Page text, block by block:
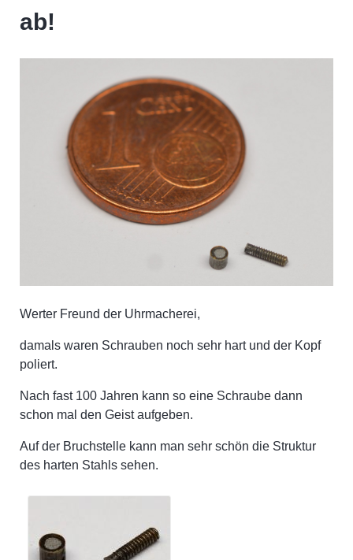
ab!
Werter Freund der Uhrmacherei,
damals waren Schrauben noch sehr hart und der Kopf
poliert.
Nach fast 100 Jahren kann so eine Schraube dann
schon mal den Geist aufgeben.
Auf der Bruchstelle kann man sehr schön die Struktur
des harten Stahls sehen.